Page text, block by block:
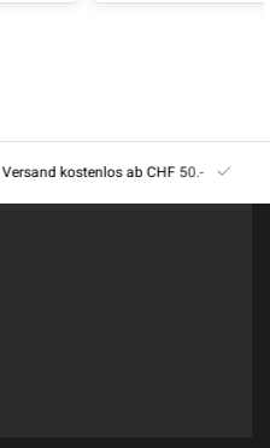
Versand kostenlos ab CHF 50.-